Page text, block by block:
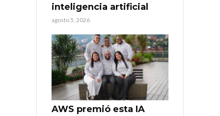
inteligencia artificial
agosto 5, 2026
AWS premió esta IA